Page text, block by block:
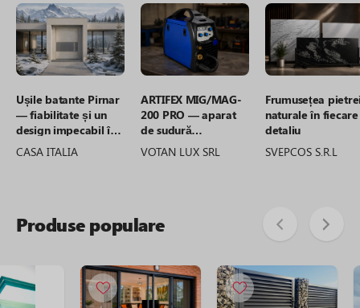
Ușile batante Pirnar
— fiabilitate și un
design impecabil în
orice anotimp
CASA ITALIA
ARTIFEX MIG/MAG-
200 PRO — aparat
de sudură
semiautomat
profesional,
VOTAN LUX SRL
Frumusețea
naturale în fiecare
detaliu
SVEPCOS S.R.L
Produse populare